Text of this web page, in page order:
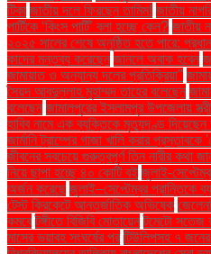
টিকা জাতীয় দলে ফিরছেন তামিম! জাতীয়
পার্টিকে ‘কিংস পার্টি’ বলা হচ্ছে কেন? জাতীয়
২০২৫ সালের শেষে অনুষ্ঠিত হতে পারে: প্রধান
কাদের মন্তব্য করেছেন জানলে অবাক হবেন
জামায়াত ও অন্যান্য দলের প্রতিক্রিয়া''
সৈয়দ আবদুল্লাহ মুহাম্মদ তাহের বলেছেন
বলেছেন জামালপুরের ইসলামপুর উপজেলায়
হাবিব নামে এক ব্যক্তিকে মৃত্যুদণ্ড
জার্মানি ট্রাম্পের গাজা খালি করার
জীবনের সবচেয়ে গুরুত্বপূর্ণ তিন নারীর কথা
নিয়ে ছাপা হচ্ছে ৪০ কোটি বই জুলাই-
অর্জন করেছে জুলাই–সেপ্টেম্বর প্রান্তিকে
টেস্ট ক্রিকেটে আন্তর্জাতিক অভিষেক
কমবে টঙ্গীতে বিজিবি মোতায়েন টমেটো সতেজ
মাসের ভয়াবহ সংঘর্ষের পর টিউলিপসহ ৭